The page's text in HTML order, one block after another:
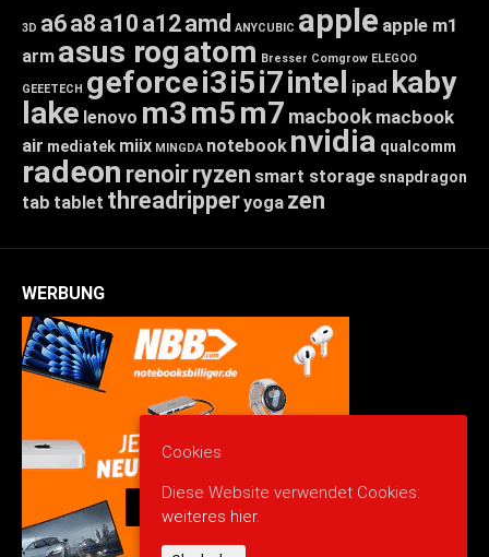
3D a6a8 a10 a12amd ANYCUBIC apple apple m1
arm asus rogatom Bresser Comgrow ELEGOO
GEEETECH geforcei3i5i7intel ipad kaby
lake lenovo m3m5m7 macbook macbook
air mediatek miix MINGDA notebook nvidia qualcomm
radeon renoirryzen smart storage snapdragon
tab tablet threadripperyoga zen
WERBUNG
Cookies
Diese Website verwendet Cookies:
weiteres hier.